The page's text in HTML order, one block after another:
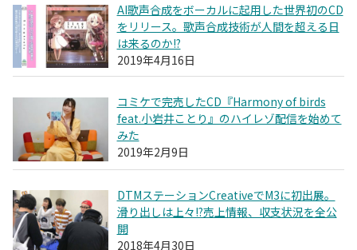
AI歌声合成をボーカルに起用した世界初のCD
をリリース。歌声合成技術が人間を超える日
は来るのか!?
2019年4月16日
コミケで完売したCD『Harmony of birds
feat.小岩井ことり』のハイレゾ配信を始めて
みた
2019年2月9日
DTMステーションCreativeでM3に初出展。
滑り出しは上々!?売上情報、収支状況を全公
開
2018年4月30日